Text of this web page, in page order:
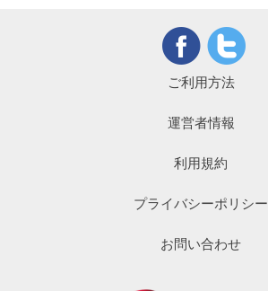
ご利用方法
運営者情報
利用規約
プライバシーポリシー
お問い合わせ